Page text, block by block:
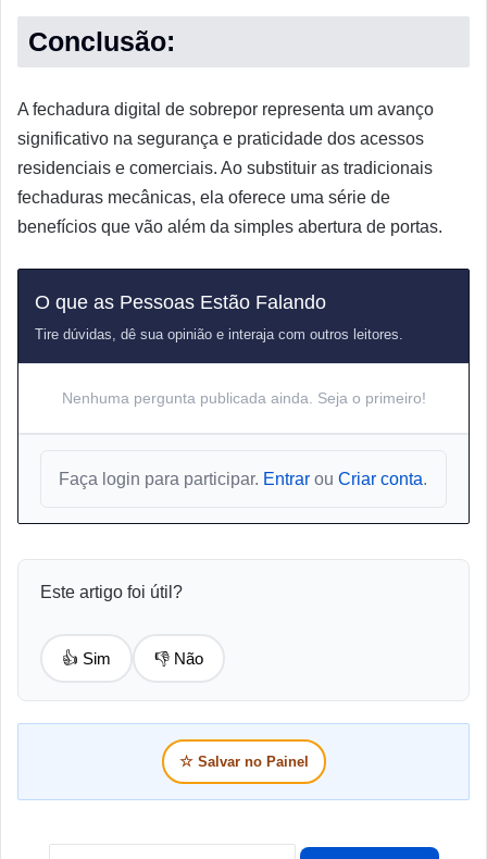
Conclusão:
A fechadura digital de sobrepor representa um avanço
significativo na segurança e praticidade dos acessos
residenciais e comerciais. Ao substituir as tradicionais
fechaduras mecânicas, ela oferece uma série de
benefícios que vão além da simples abertura de portas.
O que as Pessoas Estão Falando
Tire dúvidas, dê sua opinião e interaja com outros leitores.
Nenhuma pergunta publicada ainda. Seja o primeiro!
Faça login para participar. Entrar ou Criar conta.
Este artigo foi útil?
👍 Sim 👎 Não
☆ Salvar no Painel